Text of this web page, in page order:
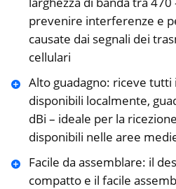
prevenire interferenze e
causate dai segnali dei
cellulari
Alto guadagno: riceve tutti
disponibili localmente,
dBi – ideale per la
disponibili nelle aree
Facile da assemblare: il
compatto e il facile